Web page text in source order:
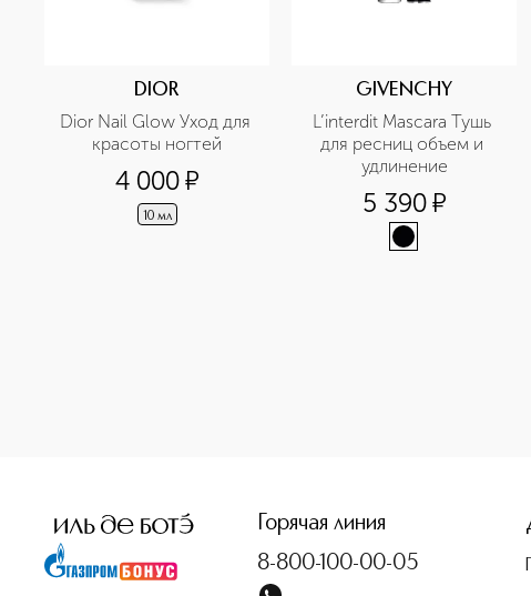
DIOR
Dior Nail Glow Уход для
красоты ногтей
4 000¤
10 мл
GIVENCHY
L’interdit Mascara Тушь
для ресниц объем и
удлинение
5 390¤
Горячая линия
8-800-100-00-05